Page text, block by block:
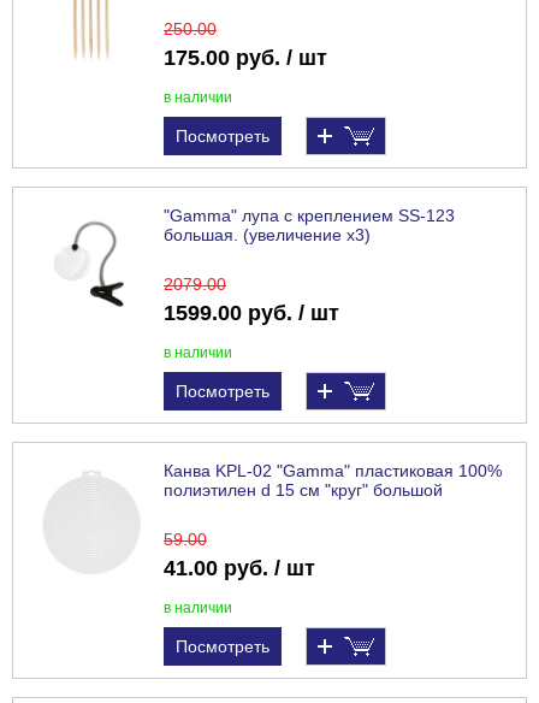
250.00
175.00 руб. / шт
в наличии
Посмотреть
"Gamma" лупа с креплением SS-123
большая. (увеличение х3)
2079.00
1599.00 руб. / шт
в наличии
Посмотреть
Канва KPL-02 "Gamma" пластиковая 100%
полиэтилен d 15 см "круг" большой
59.00
41.00 руб. / шт
в наличии
Посмотреть